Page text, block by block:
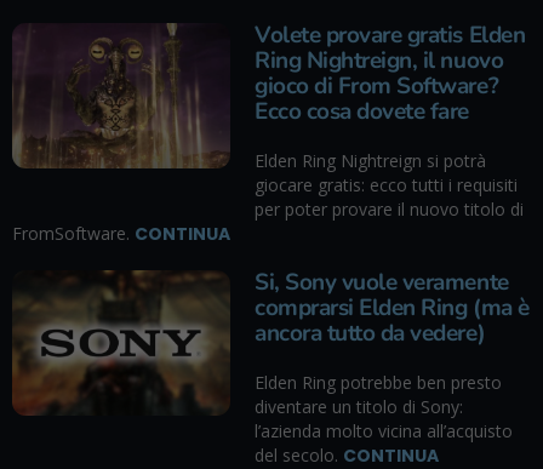
Volete provare gratis Elden
Ring Nightreign, il nuovo
gioco di From Software?
Ecco cosa dovete fare
Elden Ring Nightreign si potrà
giocare gratis: ecco tutti i requisiti
per poter provare il nuovo titolo di
FromSoftware. CONTINUA
Si, Sony vuole veramente
comprarsi Elden Ring (ma è
ancora tutto da vedere)
Elden Ring potrebbe ben presto
diventare un titolo di Sony:
l’azienda molto vicina all’acquisto
del secolo. CONTINUA